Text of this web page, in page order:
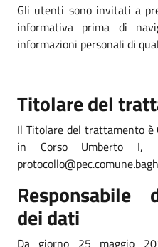
Gli utenti sono invitati a
informativa prima di
informazioni personali di
Titolare del
Il Titolare del trattamento è
in Corso Umberto I,
Responsabile
dei dati
Da giorno 25 maggio